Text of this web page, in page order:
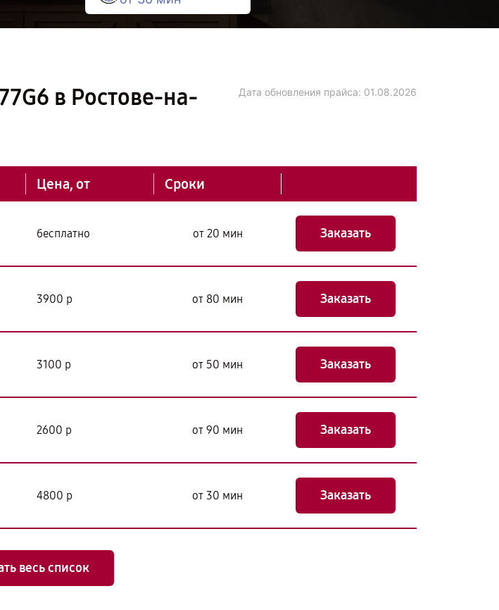
в Ростове-на-
Дата обновления прайса: 01.08.2026
Цена, от Сроки
бесплатно от 20 мин Заказать
3900 р от 80 мин Заказать
3100 р от 50 мин Заказать
2600 р от 90 мин Заказать
4800 р от 30 мин Заказать
весь список